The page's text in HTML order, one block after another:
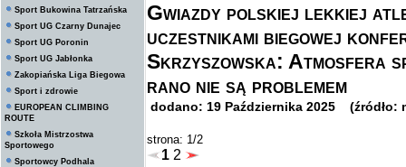
Sport Bukowina Tatrzańska
Sport UG Czarny Dunajec
Sport UG Poronin
Sport UG Jabłonka
Zakopiańska Liga Biegowa
Sport i zdrowie
EUROPEAN CLIMBING
ROUTE
Szkoła Mistrzostwa
Sportowego
Sportowcy Podhala
Gwiazdy polskiej lekkiej
uczestnikami biegowej
Skrzyszowska: Atmosfera
rano nie są problemem
dodano: 19 Października 2025 (źródło:
strona: 1/2
1 2